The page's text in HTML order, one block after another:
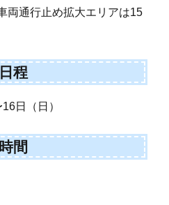
両通行止め拡大エリアは15
日程
日（日）
時間